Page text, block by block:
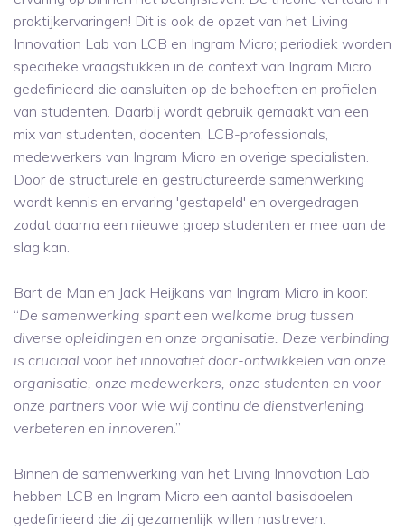
praktijkervaringen! Dit is ook de opzet van het Living
Innovation Lab van LCB en Ingram Micro; periodiek worden
specifieke vraagstukken in de context van Ingram Micro
gedefinieerd die aansluiten op de behoeften en profielen
van studenten. Daarbij wordt gebruik gemaakt van een
mix van studenten, docenten, LCB-professionals,
medewerkers van Ingram Micro en overige specialisten.
Door de structurele en gestructureerde samenwerking
wordt kennis en ervaring 'gestapeld' en overgedragen
zodat daarna een nieuwe groep studenten er mee aan de
slag kan.
Bart de Man en Jack Heijkans van Ingram Micro in koor:
“De samenwerking spant een welkome brug tussen
diverse opleidingen en onze organisatie. Deze verbinding
is cruciaal voor het innovatief door-ontwikkelen van onze
organisatie, onze medewerkers, onze studenten en voor
onze partners voor wie wij continu de dienstverlening
verbeteren en innoveren.”
Binnen de samenwerking van het Living Innovation Lab
hebben LCB en Ingram Micro een aantal basisdoelen
gedefinieerd die zij gezamenlijk willen nastreven: